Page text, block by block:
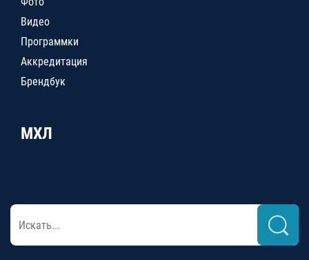
Видео
Программки
Аккредитация
Брендбук
МХЛ